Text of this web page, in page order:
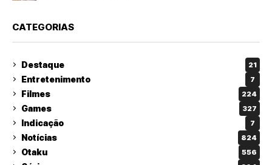
CATEGORIAS
Destaque 21
Entretenimento 7
Filmes 224
Games 327
Indicação 7
Notícias 824
Otaku 556